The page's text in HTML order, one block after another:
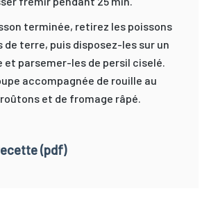
terminée, retirez les poissons
de terre, puis disposez-les sur un
et parsemer-les de persil ciselé.
accompagnée de rouille au
et de fromage râpé.
(pdf)